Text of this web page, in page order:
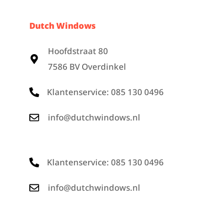
Dutch Windows
Hoofdstraat 80
7586 BV Overdinkel
Klantenservice: 085 130 0496
info@dutchwindows.nl
Klantenservice: 085 130 0496
info@dutchwindows.nl